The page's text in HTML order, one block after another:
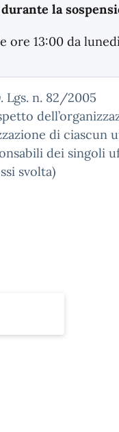
la
ore 13:00 da
Lgs. n. 82/2005
di ciascun
dei singoli
svolta)